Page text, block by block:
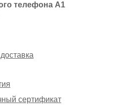
телефона А1
сертификат